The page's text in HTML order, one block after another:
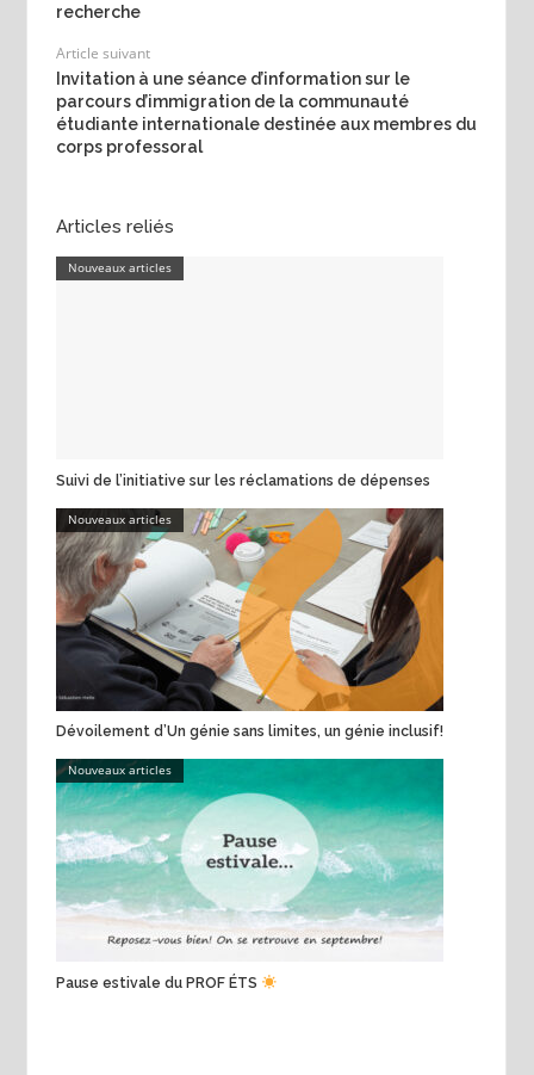
recherche
Article suivant
Invitation à une séance d’information sur le
parcours d’immigration de la communauté
étudiante internationale destinée aux membres du
corps professoral
Articles reliés
Nouveaux articles
Suivi de l’initiative sur les réclamations de dépenses
Nouveaux articles
Dévoilement d’Un génie sans limites, un génie inclusif!
Nouveaux articles
Pause estivale du PROF ÉTS